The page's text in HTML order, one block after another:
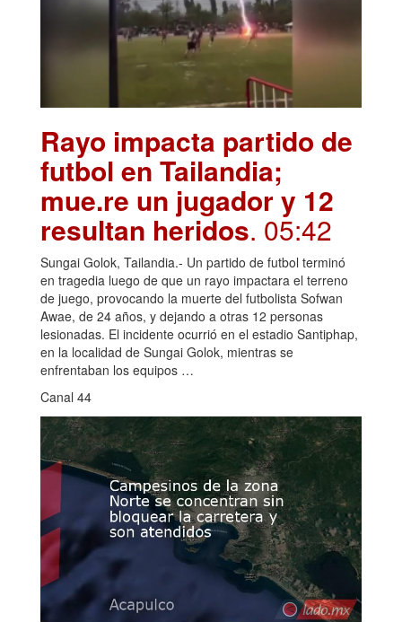
Rayo impacta partido de
futbol en Tailandia;
mue.re un jugador y 12
resultan heridos. 05:42
Sungai Golok, Tailandia.- Un partido de futbol terminó
en tragedia luego de que un rayo impactara el terreno
de juego, provocando la muerte del futbolista Sofwan
Awae, de 24 años, y dejando a otras 12 personas
lesionadas. El incidente ocurrió en el estadio Santiphap,
en la localidad de Sungai Golok, mientras se
enfrentaban los equipos …
Canal 44